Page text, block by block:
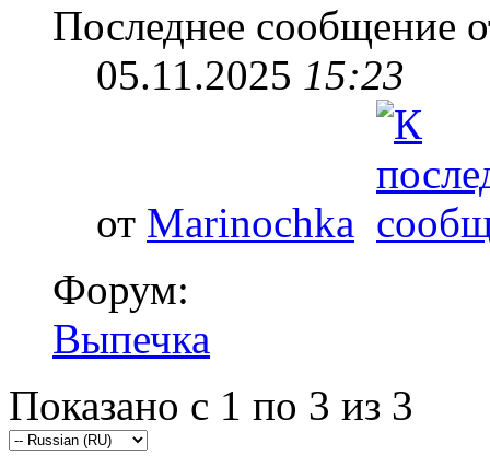
Последнее сообщение
05.11.2025 15:23
от Marinochka
Форум:
Выпечка
Показано с 1 по 3 из 3